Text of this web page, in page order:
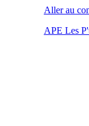
Aller au
APE Les